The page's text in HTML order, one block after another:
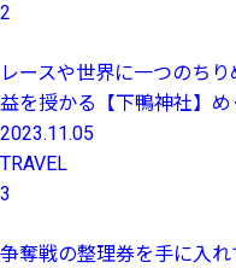
2
レースや世界に一つのち
益を授かる【下鴨神社】め
2023.11.05
TRAVEL
3
争奪戦の整理券を手に入